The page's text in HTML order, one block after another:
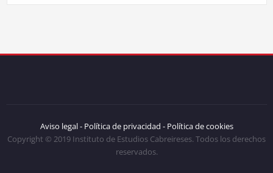
Aviso legal - Política de privacidad -Política de cookies
Copyright © 2019 Instituto de Estudios Cabreireses. Todos los derechos
reservados.